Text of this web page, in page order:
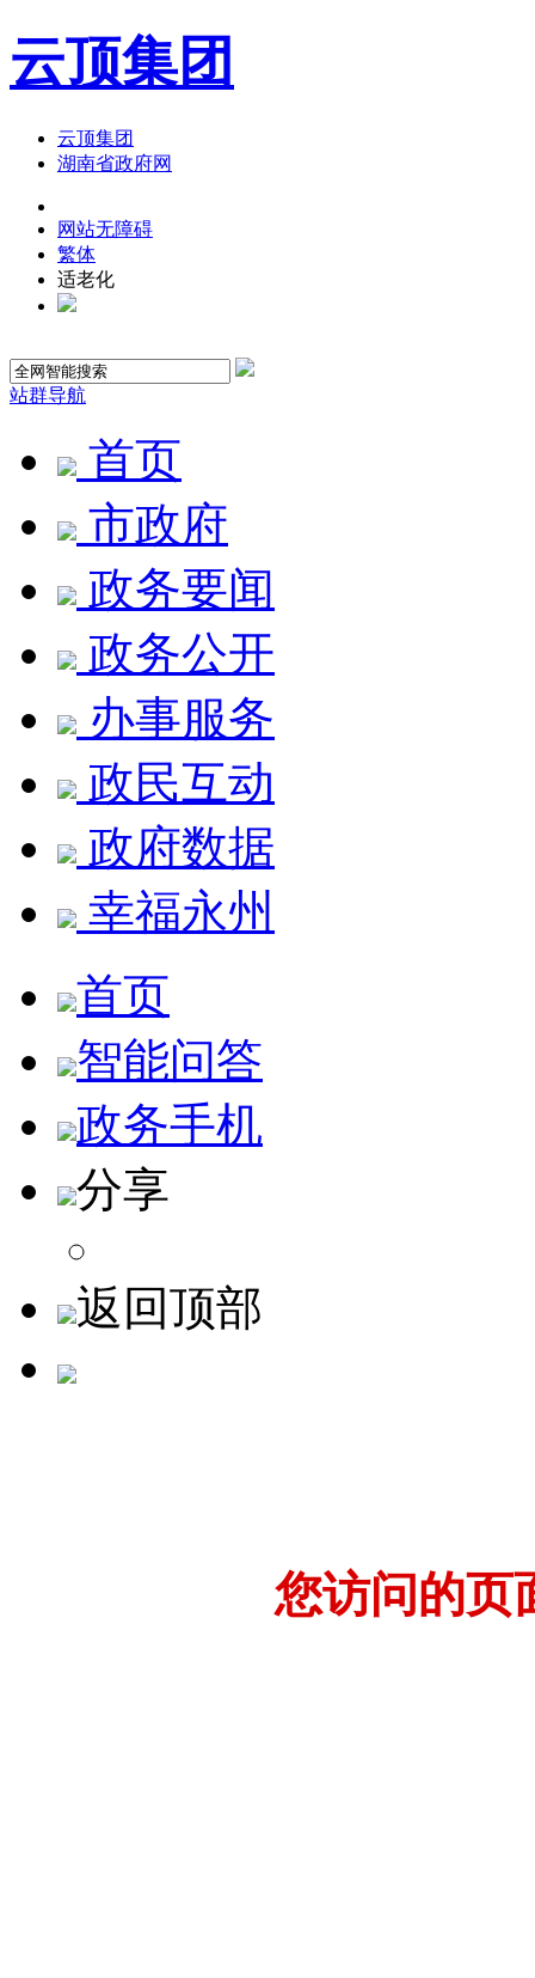
云顶集团
云顶集团
湖南省政府网
网站无障碍
繁体
适老化
站群导航
首页
市政府
政务要闻
政务公开
办事服务
政民互动
政府数据
幸福永州
首页
智能问答
政务手机
分享
返回顶部
您访问的页